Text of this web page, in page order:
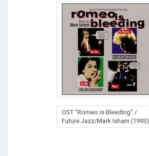
OST "Romeo is Bleeding" /
Future Jazz/Mark Isham (1993)